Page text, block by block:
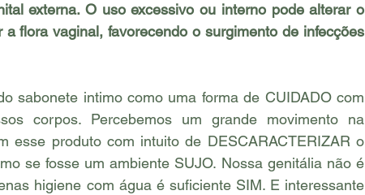
externa. O uso excessivo ou interno pode alterar o
flora vaginal, favorecendo o surgimento de infecções
sabonete intimo como uma forma de CUIDADO com
corpos. Percebemos um grande movimento na
esse produto com intuito de DESCARACTERIZAR o
se fosse um ambiente SUJO. Nossa genitália não é
higiene com água é suficiente SIM. E interessante